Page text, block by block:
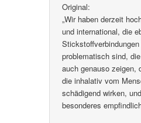
Original:
„Wir haben derzeit
und international, die
problematisch sind,
auch genauso zeigen,
die inhalativ vom
schädigend wirken,
besonderes